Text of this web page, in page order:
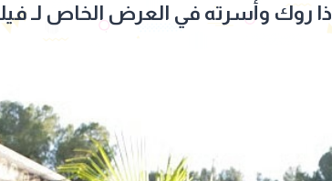
ذا روك وأسرته في العرض الخاص لـ